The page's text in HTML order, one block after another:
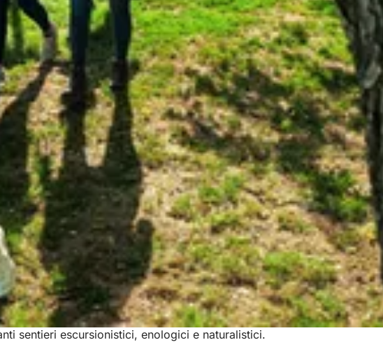
sentieri escursionistici, enologici e naturalistici.